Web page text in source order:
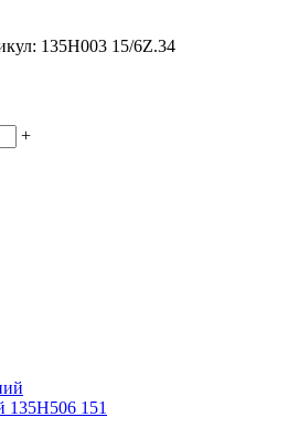
135H003 15/6Z.34
+
151